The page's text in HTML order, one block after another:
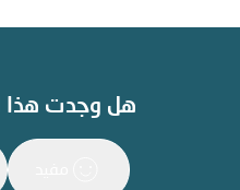
هل وجدت هذا